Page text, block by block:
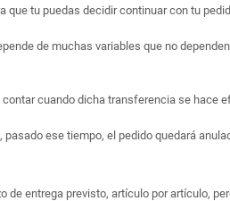
tu puedas decidir continuar con tu
de muchas variables que no
cuando dicha transferencia se hace
ese tiempo, el pedido quedará
entrega previsto, artículo por artículo,